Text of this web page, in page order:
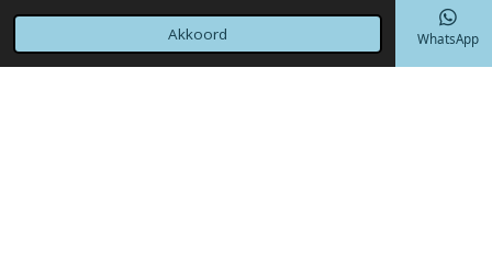
Akkoord
Telefoonnummer WhatsApp